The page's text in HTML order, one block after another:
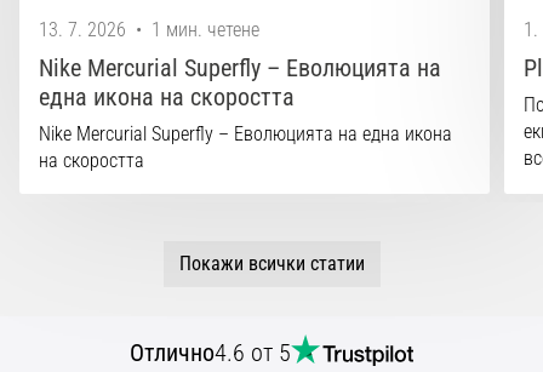
13. 7. 2026 • 1 мин. четене
Nike Mercurial Superfly – Еволюцията на
една икона на скоростта
Nike Mercurial Superfly – Еволюцията на една икона
на скоростта
1.
Покажи всички статии
Отлично4.6 от 5